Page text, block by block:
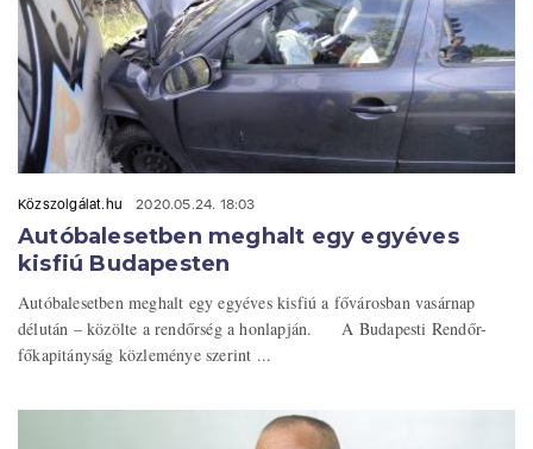
Közszolgálat.hu 2020.05.24. 18:03
Autóbalesetben meghalt egy egyéves
kisfiú Budapesten
Autóbalesetben meghalt egy egyéves kisfiú a fővárosban vasárnap
délután – közölte a rendőrség a honlapján. A Budapesti Rendőr-
főkapitányság közleménye szerint ...